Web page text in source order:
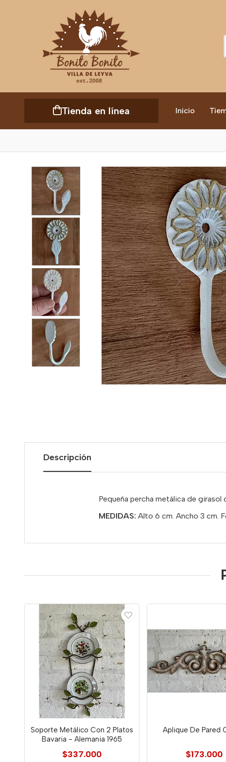
Tienda en línea Inicio
Descripción
Pequeña percha metálica de
MEDIDAS:Alto 6 cm. Ancho 3 cm.
Soporte Metálico Con 2 Platos
Bavaria - Alemania 1965
$337.000
Aplique De Pared
$173.000